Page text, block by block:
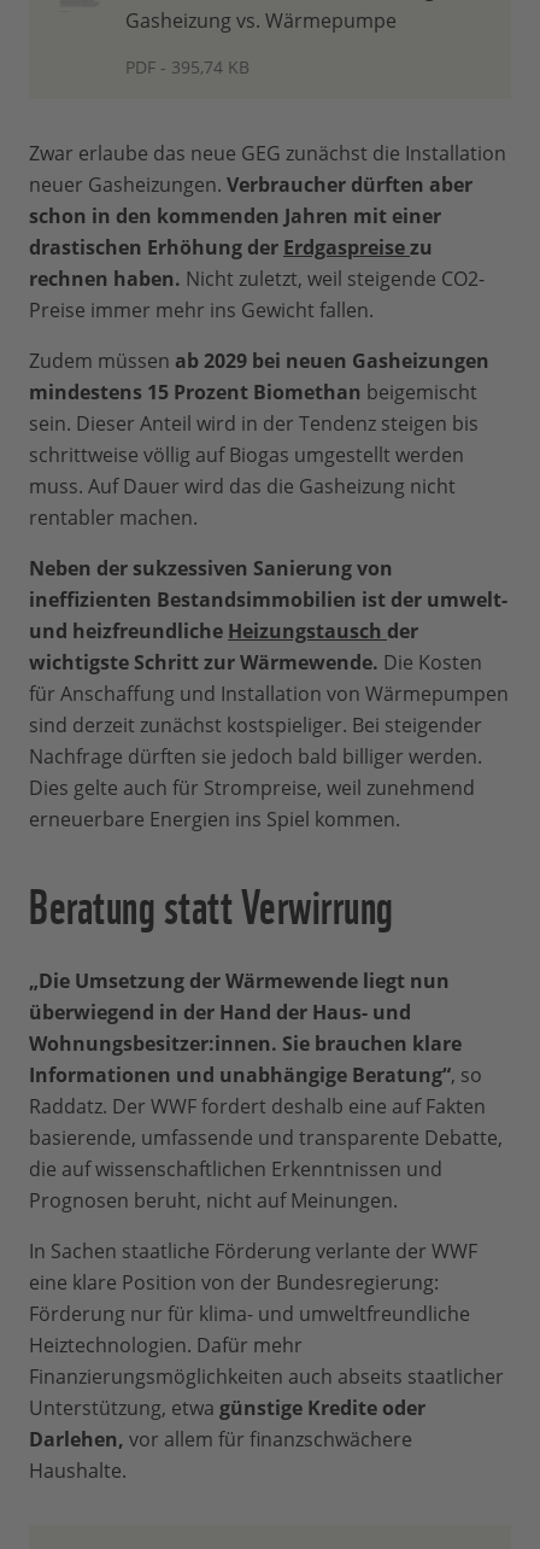
Gasheizung vs. Wärmepumpe
PDF - 395,74 KB
Zwar erlaube das neue GEG zunächst die Installation
neuer Gasheizungen. Verbraucher dürften aber
schon in den kommenden Jahren mit einer
drastischen Erhöhung der Erdgaspreisezu
rechnen haben. Nicht zuletzt, weil steigende CO2-
Preise immer mehr ins Gewicht fallen.
Zudem müssen ab 2029 bei neuen Gasheizungen
mindestens 15 Prozent Biomethan beigemischt
sein. Dieser Anteil wird in der Tendenz steigen bis
schrittweise völlig auf Biogas umgestellt werden
muss. Auf Dauer wird das die Gasheizung nicht
rentabler machen.
Neben der sukzessiven Sanierung von
ineffizienten Bestandsimmobilien ist der umwelt-
und heizfreundliche Heizungstausch der
wichtigste Schritt zur Wärmewende. Die Kosten
für Anschaffung und Installation von Wärmepumpen
sind derzeit zunächst kostspieliger. Bei steigender
Nachfrage dürften sie jedoch bald billiger werden.
Dies gelte auch für Strompreise, weil zunehmend
erneuerbare Energien ins Spiel kommen.
Beratung statt Verwirrung
„Die Umsetzung der Wärmewende liegt nun
überwiegend in der Hand der Haus- und
Wohnungsbesitzer:innen. Sie brauchen klare
Informationen und unabhängige Beratung“, so
Raddatz. Der WWF fordert deshalb eine auf Fakten
basierende, umfassende und transparente Debatte,
die auf wissenschaftlichen Erkenntnissen und
Prognosen beruht, nicht auf Meinungen.
In Sachen staatliche Förderung verlante der WWF
eine klare Position von der Bundesregierung:
Förderung nur für klima- und umweltfreundliche
Heiztechnologien. Dafür mehr
Finanzierungsmöglichkeiten auch abseits staatlicher
Unterstützung, etwa günstige Kredite oder
Darlehen, vor allem für finanzschwächere
Haushalte.